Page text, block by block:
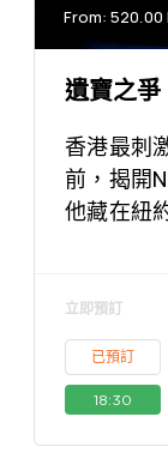
From: 520.00
遺寶之爭
香港最刺
前，揭開
他藏在紐
立即預訂
已預訂
18:30